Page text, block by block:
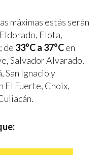
máximas estás serán
Elota,
de 33°C a 37°Cen
Salvador Alvarado,
San Ignacio y
El Fuerte, Choix,